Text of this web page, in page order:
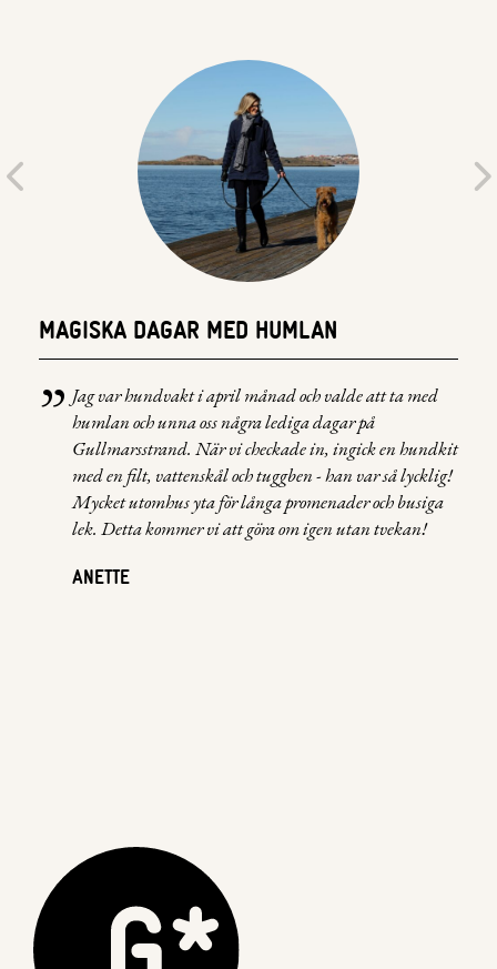
MAGISKA DAGAR MED HUMLAN
” Jag var hundvakt i april månad och valde att ta med
humlan och unna oss några lediga dagar på
Gullmarsstrand. När vi checkade in, ingick en hundkit
med en filt, vattenskål och tuggben - han var så lycklig!
Mycket utomhus yta för långa promenader och busiga
lek. Detta kommer vi att göra om igen utan tvekan!
ANETTE